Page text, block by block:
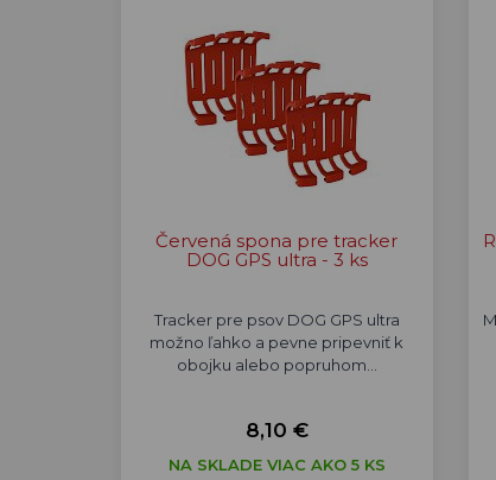
Červená spona pre tracker
DOG GPS ultra - 3 ks
Tracker pre psov DOG GPS ultra
možno ľahko a pevne pripevniť k
obojku alebo popruhom…
8,10 €
NA SKLADE VIAC AKO 5 KS